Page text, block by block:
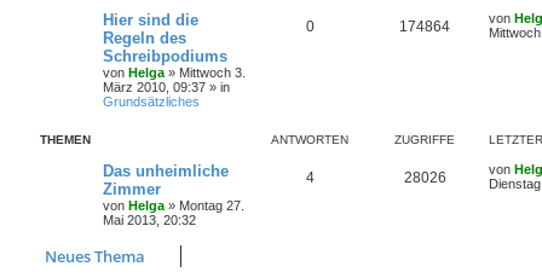
Hier sind die
Regeln des
Schreibpodiums
von Helga » Mittwoch 3.
März 2010, 09:37 » in
Grundsätzliches
0 174864 von
THEMEN ANTWORTEN ZUGRIFFE
Das unheimliche
Zimmer
von Helga » Montag 27.
Mai 2013, 20:32
4 28026 von
Neues Thema